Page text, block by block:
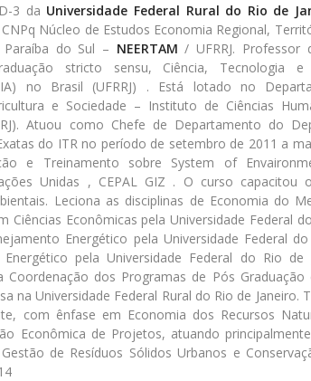
3 da Universidade Federal Rural do Rio de
Núcleo de Estudos Economia Regional,
do Sul – NEERTAM / UFRRJ. Professor
stricto sensu, Ciência, Tecnologia
no Brasil (UFRRJ) . Está lotado no
e Sociedade – Instituto de Ciências
Atuou como Chefe de Departamento do
do ITR no período de setembro de 2011 a
e Treinamento sobre System of
Unidas , CEPAL GIZ . O curso capacitou
Leciona as disciplinas de Economia do
Ciências Econômicas pela Universidade Federal
Energético pela Universidade Federal
pela Universidade Federal do Rio de
dos Programas de Pós Graduação
na Universidade Federal Rural do Rio de Janeiro.
com ênfase em Economia dos Recursos
Econômica de Projetos, atuando
de Resíduos Sólidos Urbanos e